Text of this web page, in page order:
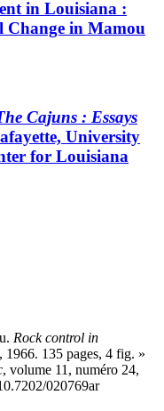
in Louisiana :
Change in Mamou
Cajuns : Essays
University
for Louisiana
Rock control in
1966. 135 pages, 4 fig. »
, volume 11, numéro 24,
020769ar